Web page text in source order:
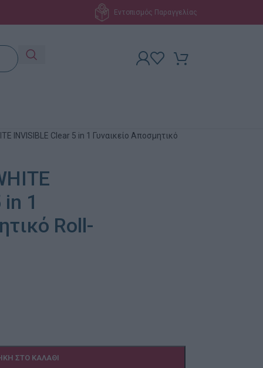
Εντοπισμός Παραγγελίας
INVISIBLE Clear 5 in 1 Γυναικείο Αποσμητικό
1
Roll-
ΣΤΟ ΚΑΛΆΘΙ